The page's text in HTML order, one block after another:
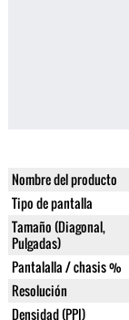
Nombre del producto
Tipo de pantalla
Tamaño (Diagonal,
Pulgadas)
Pantalalla / chasis %
Resolución
Densidad (PPI)